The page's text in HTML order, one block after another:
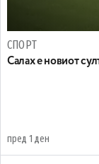
СПОРТ
Салах е новиот
пред 1 ден